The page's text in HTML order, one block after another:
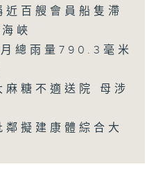
百艘會員船隻滯
峽
總雨量790.3毫米
糖不適送院 母涉
擬建康體綜合大